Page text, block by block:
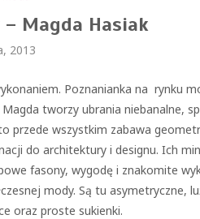
Magda Hasiak
2013
Poznanianka na rynku
tworzy ubrania niebanalne,
przede wszystkim zabawa
do architektury i designu. Ich
fasony, wygodę i znakomite
mody. Są tu asymetryczne,
oraz proste sukienki.